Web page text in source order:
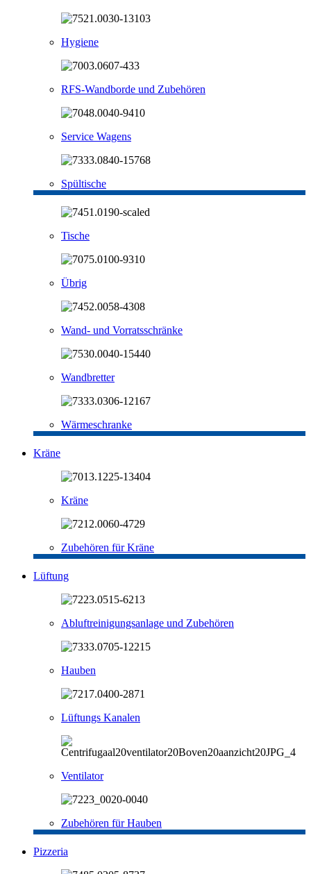
Hygiene
RFS-Wandborde und Zubehören
Service Wagens
Spültische
Tische
Übrig
Wand- und Vorratsschränke
Wandbretter
Wärmeschranke
Kräne
Kräne
Zubehören für Kräne
Lüftung
Abluftreinigungsanlage und Zubehören
Hauben
Lüftungs Kanalen
Ventilator
Zubehören für Hauben
Pizzeria